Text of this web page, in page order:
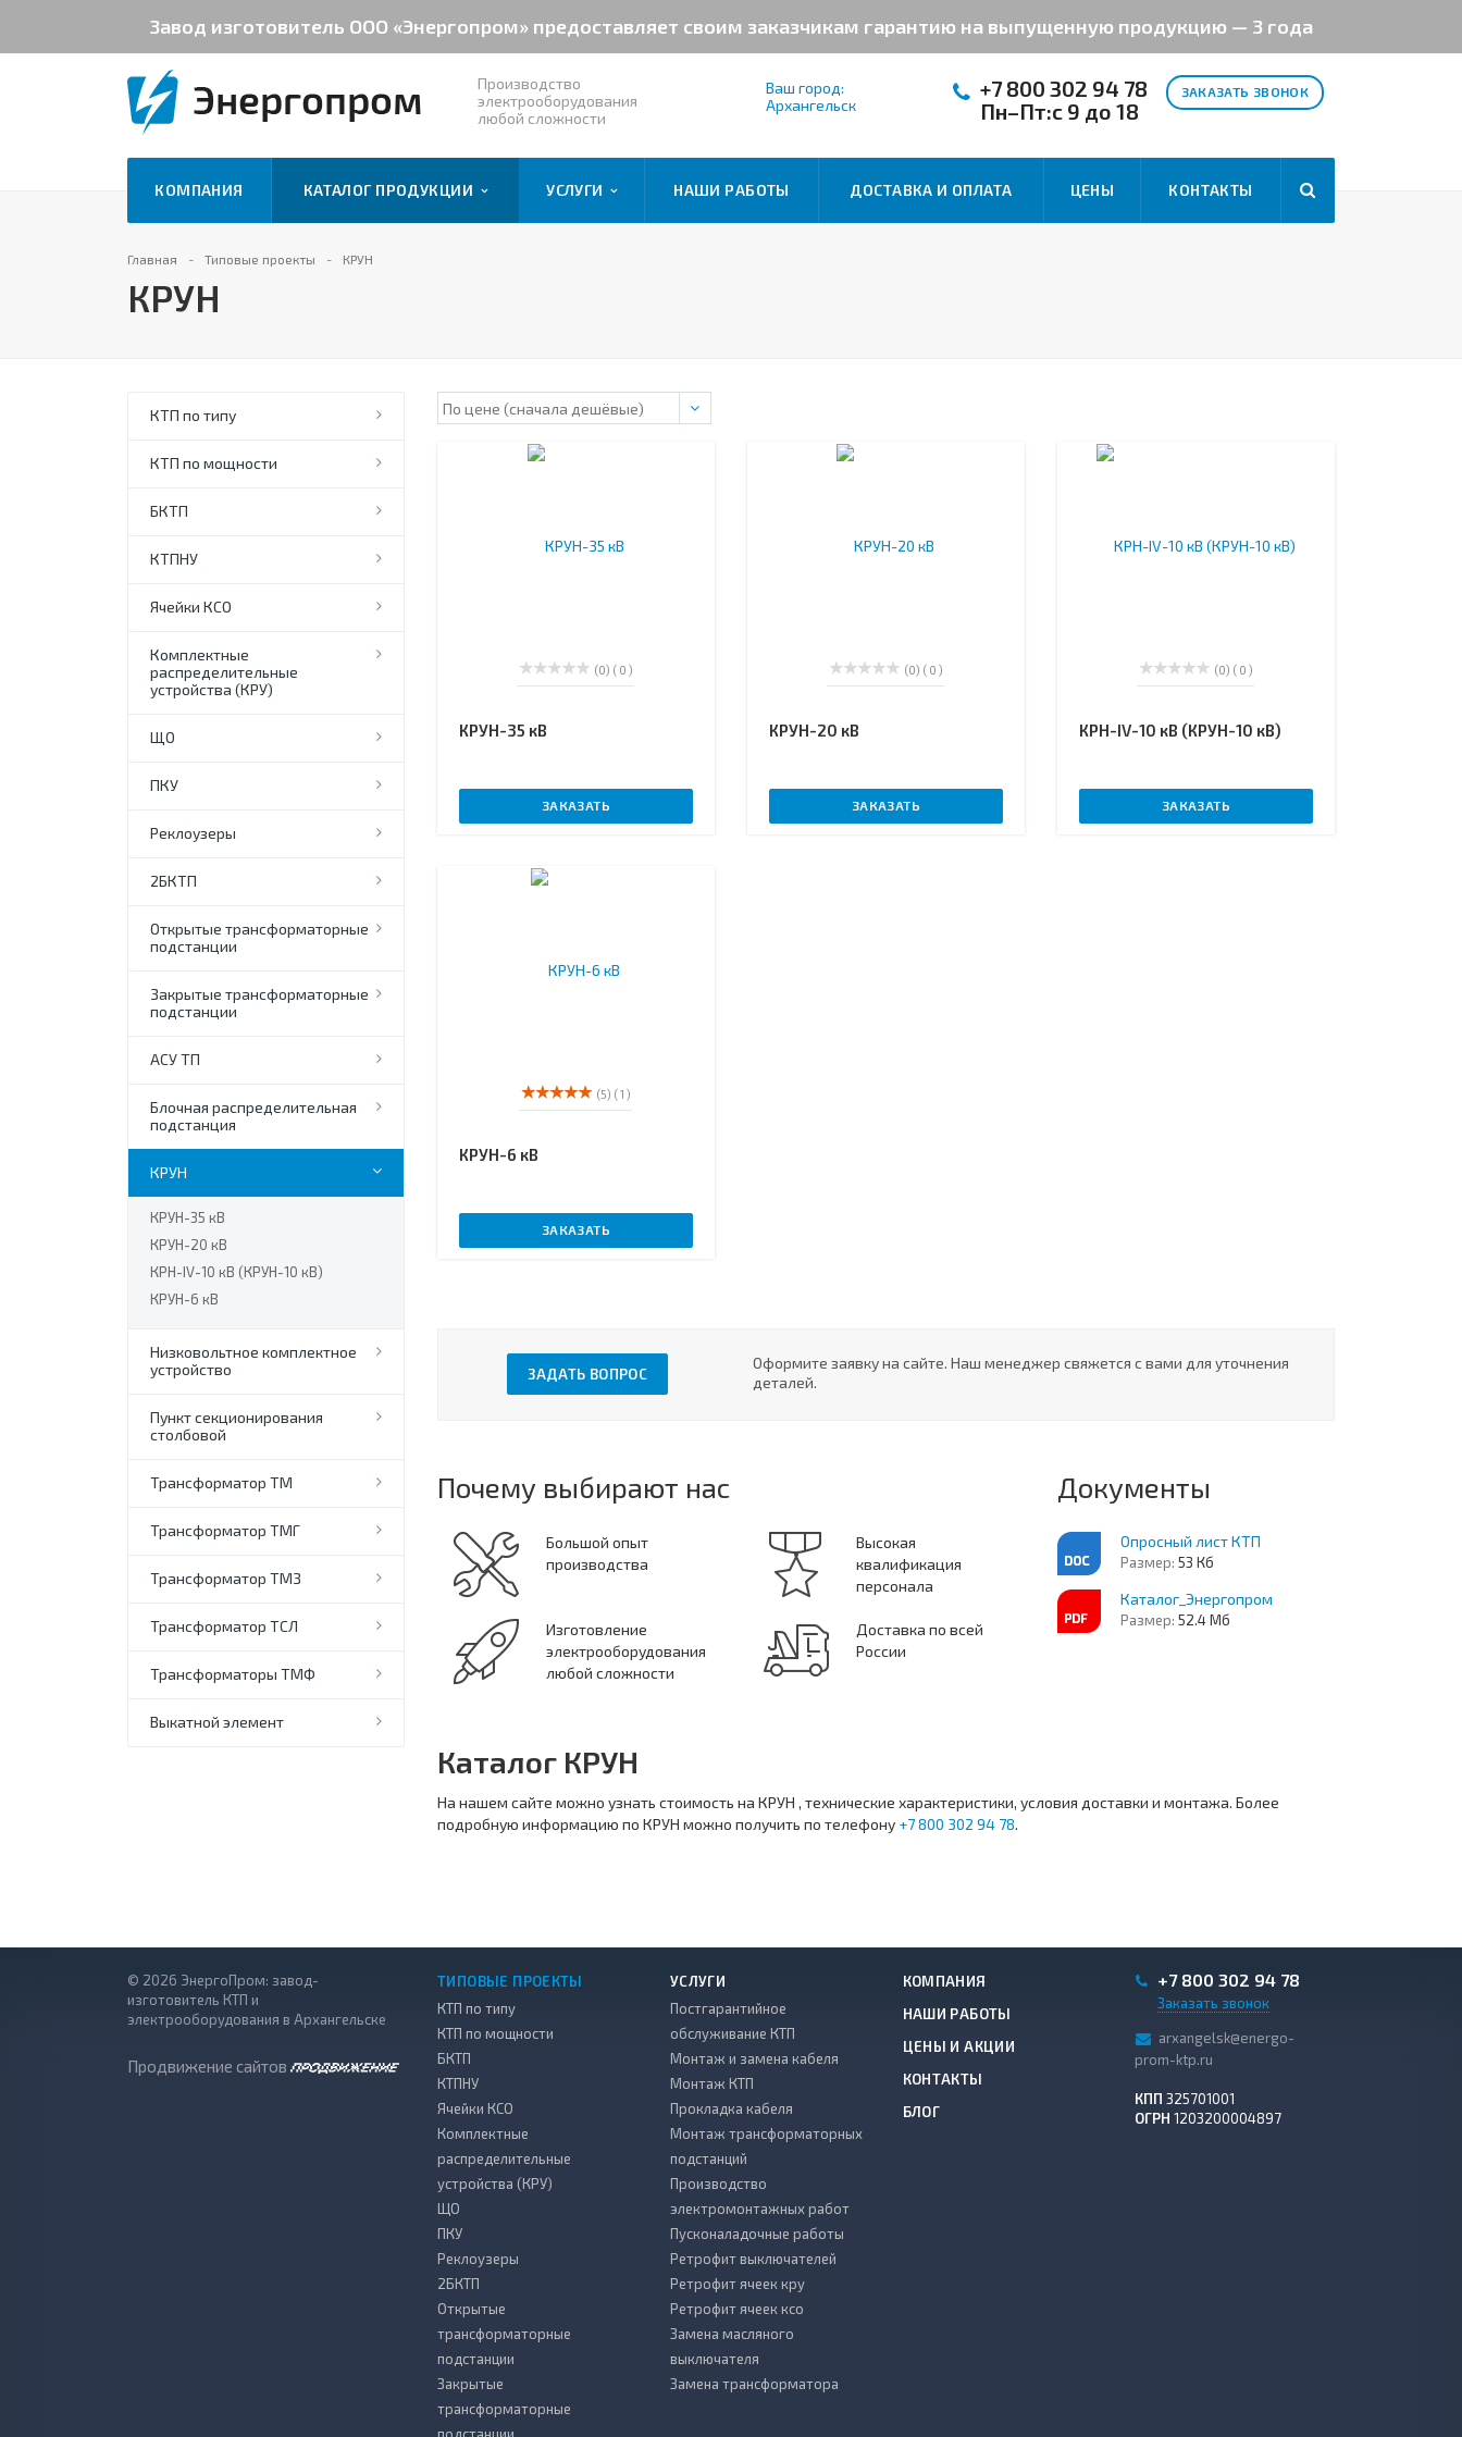
Завод изготовитель ООО «Энергопром» предоставляет своим заказчикам гарантию на выпущенную продукцию — 3 года
Производство
электрооборудования
любой сложности
ЗАКАЗАТЬ ЗВОНОК
Ваш город:
Архангельск
+7 800 302 94 78
Пн–Пт:с 9 до 18
КОМПАНИЯ КАТАЛОГ ПРОДУКЦИИ УСЛУГИ НАШИ РАБОТЫ ДОСТАВКА И ОПЛАТА ЦЕНЫ КОНТАКТЫ
Главная Типовые проекты КРУН
КРУН
КТП по типу
КТП по мощности
БКТП
КТПНУ
Ячейки КСО
Комплектные
распределительные
устройства (КРУ)
ЩО
ПКУ
Реклоузеры
2БКТП
Открытые трансформаторные
подстанции
Закрытые трансформаторные
подстанции
АСУ ТП
Блочная распределительная
подстанция
КРУН
КРУН-35 кВ
КРУН-20 кВ
КРН-IV-10 кВ (КРУН-10 кВ)
КРУН-6 кВ
Низковольтное комплектное
устройство
Пункт секционирования
столбовой
Трансформатор ТМ
Трансформатор ТМГ
Трансформатор ТМЗ
Трансформатор ТСЛ
Трансформаторы ТМФ
Выкатной элемент
(0) ( 0 )
КРУН-35 кВ
ЗАКАЗАТЬ
(0) ( 0 )
КРУН-20 кВ
ЗАКАЗАТЬ
(0) ( 0 )
КРН-IV-10 кВ (КРУН-10 кВ)
ЗАКАЗАТЬ
(5) ( 1 )
КРУН-6 кВ
ЗАКАЗАТЬ
ЗАДАТЬ ВОПРОС
Оформите заявку на сайте. Наш менеджер свяжется с вами для уточнения
деталей.
Почему выбирают нас
Большой опыт
производства
Высокая
квалификация
персонала
Изготовление
электрооборудования
любой сложности
Доставка по всей
России
Документы
Опросный лист КТП
Размер: 53 Кб
Каталог_Энергопром
Размер: 52.4 Мб
Каталог КРУН
На нашем сайте можно узнать стоимость на КРУН , технические характеристики, условия доставки и монтажа. Более
подробную информацию по КРУН можно получить по телефону +7 800 302 94 78.
© 2026 ЭнергоПром: завод-
изготовитель КТП и
электрооборудования в Архангельске
Продвижение сайтов
ТИПОВЫЕ ПРОЕКТЫ
КТП по типу
КТП по мощности
БКТП
КТПНУ
Ячейки КСО
Комплектные
распределительные
устройства (КРУ)
ЩО
ПКУ
Реклоузеры
2БКТП
Открытые
трансформаторные
подстанции
Закрытые
трансформаторные
УСЛУГИ
Постгарантийное
обслуживание КТП
Монтаж и замена кабеля
Монтаж КТП
Прокладка кабеля
Монтаж трансформаторных
подстанций
Производство
электромонтажных работ
Пусконаладочные работы
Ретрофит выключателей
Ретрофит ячеек кру
Ретрофит ячеек ксо
Замена масляного
выключателя
Замена трансформатора
КОМПАНИЯ
НАШИ РАБОТЫ
ЦЕНЫ И АКЦИИ
КОНТАКТЫ
БЛОГ
+7 800 302 94 78
Заказать звонок
arxangelsk@energo-
prom-ktp.ru
КПП 325701001
ОГРН 1203200004897